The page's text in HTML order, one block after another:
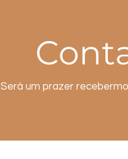
Será um prazer